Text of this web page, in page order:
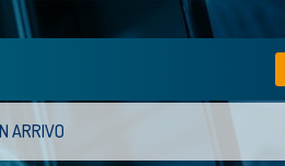
ARRIVO